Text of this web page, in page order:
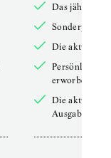
Das jährliche
Die aktuelle
Persönliches
erworbenen
Die aktuelle
Ausgabe